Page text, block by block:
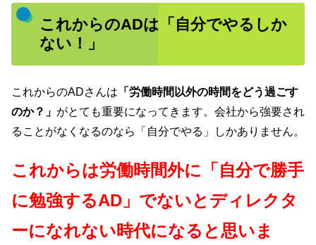
これからのADは「自分でやるしか
ない！」
これからのADさんは 「労働時間以外の時間をどう過ごす
のか？」 がとても重要になってきます。会社から強要され
ることがなくなるのなら「自分でやる」しかありません。
これからは労働時間外に「自分で勝手
に勉強するAD」でないとディレクタ
ーになれない時代になると思いま